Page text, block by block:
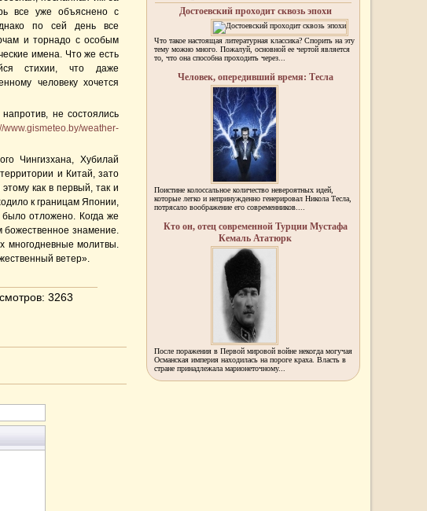
все уже объяснено с
по сей день все
и торнадо с особым
имена. Что же есть
стихии, что даже
человеку хочется
не состоялись
www.gismeteo.by/weather-
Чингизхана, Хубилай
и Китай, зато
как в первый, так и
к границам Японии,
отложено. Когда же
божественное знамение.
многодневные молитвы.
ветер».
3263
Достоевский проходит сквозь эпохи
Что такое настоящая литературная классика? Спорить на эту
тему можно много. Пожалуй, основной ее чертой является
то, что она способна проходить через...
Человек, опередивший время: Тесла
Поистине колоссальное количество невероятных идей,
которые легко и непринужденно генерировал Никола Тесла,
потрясало воображение его современников....
Кто он, отец современной Турции Мустафа
Кемаль Ататюрк
После поражения в Первой мировой войне некогда могучая
Османская империя находилась на пороге краха. Власть в
стране принадлежала марионеточному...